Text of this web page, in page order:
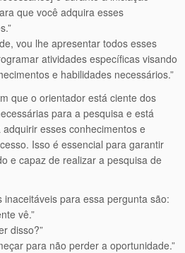
que você adquira esses
vou lhe apresentar todos esses
atividades específicas visando
e habilidades necessários.”
que o orientador está ciente dos
para a pesquisa e está
esses conhecimentos e
Isso é essencial para garantir
e capaz de realizar a pesquisa de
para essa pergunta são:
vê.”
disso?”
para não perder a oportunidade.”